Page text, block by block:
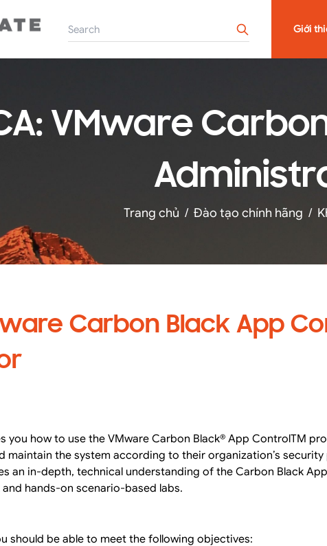
Giới
VMware
Trang chủ / Đào tạo chính hãng /
Carbon Black App
you how to use the VMware Carbon Black® App ControlTM
maintain the system according to their organization’s
an in-depth, technical understanding of the Carbon Black
hands-on scenario-based labs.
should be able to meet the following objectives: